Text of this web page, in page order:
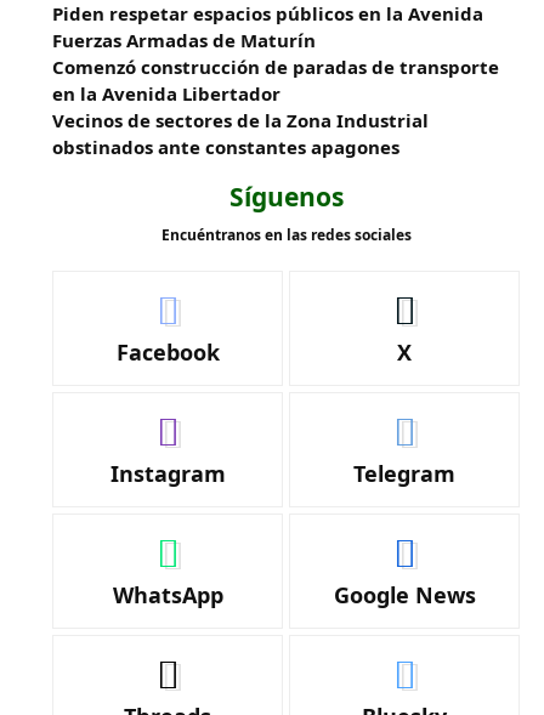
Piden respetar espacios públicos en la Avenida
Fuerzas Armadas de Maturín
​Comenzó construcción de paradas de transporte
en la Avenida Libertador
Vecinos de sectores de la Zona Industrial
obstinados ante constantes apagones
Síguenos
Encuéntranos en las redes sociales
Facebook X
Instagram Telegram
WhatsApp Google News